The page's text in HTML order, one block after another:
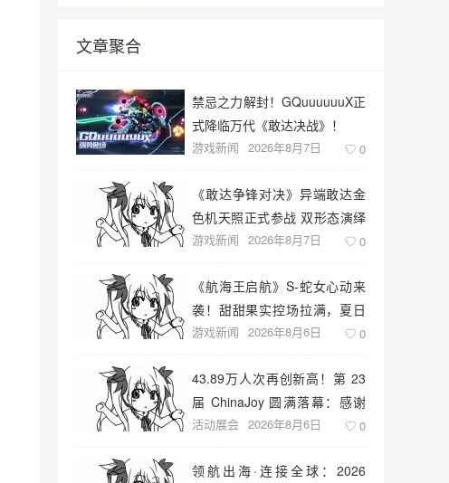
文章聚合
禁忌之力解封！GQuuuuuuX正
式降临万代《敢达决战》！
游戏新闻 2026年8月7日 0
《敢达争锋对决》异端敢达金
色机天照正式参战 双形态演绎
空中战技
游戏新闻 2026年8月7日 0
《航海王启航》S-蛇女心动来
袭！甜甜果实控场拉满，夏日
盛宴开启
游戏新闻 2026年8月6日 0
43.89万人次再创新高！第 23
届 ChinaJoy 圆满落幕：感谢
有你，共赴这场“与 AI 同游”的
活动展会 2026年8月6日 0
领航出海·连接全球：2026